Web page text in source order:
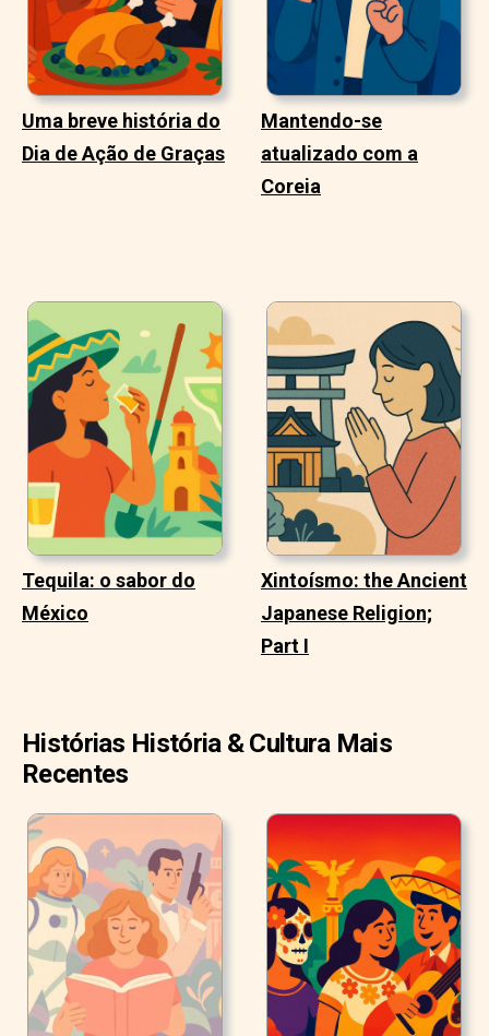
Uma breve história do
Dia de Ação de Graças
Mantendo-se
atualizado com a
Coreia
Tequila: o sabor do
México
Xintoísmo: the Ancient
Japanese Religion;
Part I
Histórias História & Cultura Mais
Recentes